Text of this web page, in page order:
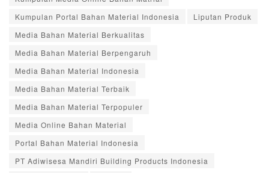
Kumpulan Portal Bahan Material Indonesia
Liputan Produk
Media Bahan Material Berkualitas
Media Bahan Material Berpengaruh
Media Bahan Material Indonesia
Media Bahan Material Terbaik
Media Bahan Material Terpopuler
Media Online Bahan Material
Portal Bahan Material Indonesia
PT Adiwisesa Mandiri Building Products Indonesia